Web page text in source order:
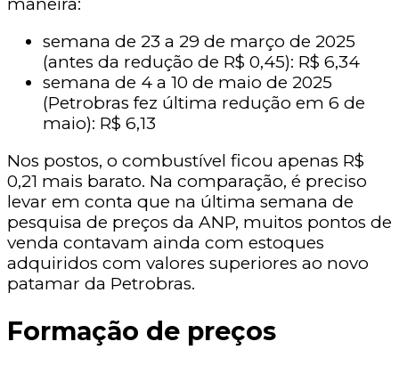
semana de 23 a 29 de março de 2025
(antes da redução de R$ 0,45): R$ 6,34
semana de 4 a 10 de maio de 2025
(Petrobras fez última redução em 6 de
maio): R$ 6,13
Nos postos, o combustível ficou apenas R$
0,21 mais barato. Na comparação, é preciso
levar em conta que na última semana de
pesquisa de preços da ANP, muitos pontos de
venda contavam ainda com estoques
adquiridos com valores superiores ao novo
patamar da Petrobras.
Formação de preços